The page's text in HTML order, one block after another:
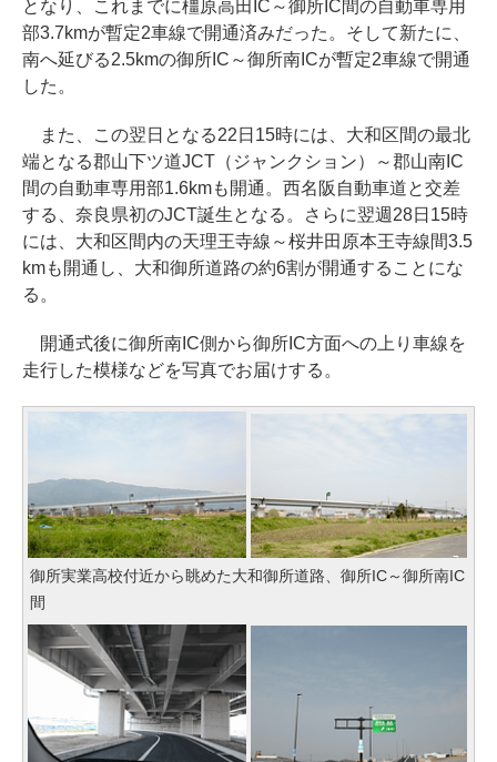
となり、これまでに橿原高田IC～御所IC間の自動車専用
部3.7kmが暫定2車線で開通済みだった。そして新たに、
南へ延びる2.5kmの御所IC～御所南ICが暫定2車線で開通
した。
また、この翌日となる22日15時には、大和区間の最北
端となる郡山下ツ道JCT（ジャンクション）～郡山南IC
間の自動車専用部1.6kmも開通。西名阪自動車道と交差
する、奈良県初のJCT誕生となる。さらに翌週28日15時
には、大和区間内の天理王寺線～桜井田原本王寺線間3.5
kmも開通し、大和御所道路の約6割が開通することにな
る。
開通式後に御所南IC側から御所IC方面への上り車線を
走行した模様などを写真でお届けする。
御所実業高校付近から眺めた大和御所道路、御所IC～御所南IC
間